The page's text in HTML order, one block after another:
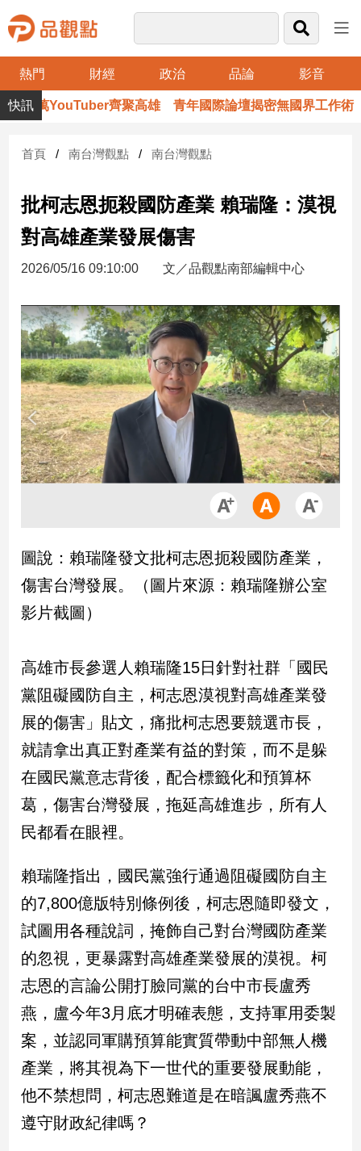
熱門 財經 政治 品論 影音
品
觀
財
台
財
新
產
經/
股
市
房
地
產
品
政
治
政
治
點
觀
點
民
調
國
焦
點
觀
點
兩
岸/
國
際
社
會/
地
方
新
病
百萬YouTuber齊聚高雄 青年國際論壇揭密無國界工作術
首頁 南台灣觀點 南台灣觀點
批柯志恩扼殺國防產業 賴瑞隆：漠視
對高雄產業發展傷害
2026/05/16 09:10:00 文／品觀點南部編輯中心
圖說：賴瑞隆發文批柯志恩扼殺國防產業，
傷害台灣發展。（圖片來源：賴瑞隆辦公室
影片截圖）
高雄市長參選人賴瑞隆15日針對社群「國民
黨阻礙國防自主，柯志恩漠視對高雄產業發
展的傷害」貼文，痛批柯志恩要競選市長，
就請拿出真正對產業有益的對策，而不是躲
在國民黨意志背後，配合標籤化和預算杯
葛，傷害台灣發展，拖延高雄進步，所有人
民都看在眼裡。
賴瑞隆指出，國民黨強行通過阻礙國防自主
的7,800億版特別條例後，柯志恩隨即發文，
試圖用各種說詞，掩飾自己對台灣國防產業
的忽視，更暴露對高雄產業發展的漠視。柯
志恩的言論公開打臉同黨的台中市長盧秀
燕，盧今年3月底才明確表態，支持軍用委製
案，並認同軍購預算能實質帶動中部無人機
產業，將其視為下一世代的重要發展動能，
他不禁想問，柯志恩難道是在暗諷盧秀燕不
遵守財政紀律嗎？